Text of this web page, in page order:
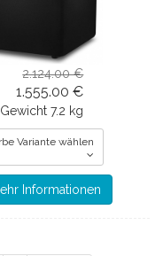
2.124.00 €
1.555.00 €
Gewicht 7.2 kg
Variante wählen
Informationen